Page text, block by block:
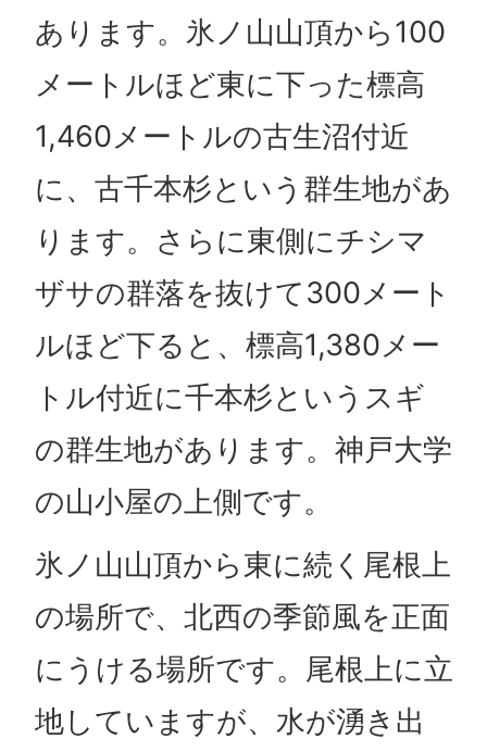
あります。氷ノ山山頂から100
メートルほど東に下った標高
1,460メートルの古生沼付近
に、古千本杉という群生地があ
ります。さらに東側にチシマ
ザサの群落を抜けて300メート
ルほど下ると、標高1,380メー
トル付近に千本杉というスギ
の群生地があります。神戸大学
の山小屋の上側です。
氷ノ山山頂から東に続く尾根上
の場所で、北西の季節風を正面
にうける場所です。尾根上に立
地していますが、水が湧き出